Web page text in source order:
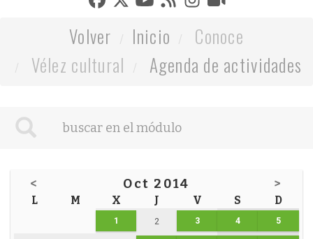
Volver Inicio
Conoce
Vélez cultural
Agenda de actividades
< Oct 2014 >
L M X J V S D
1 2 3 4 5